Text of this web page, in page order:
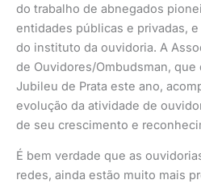
do trabalho de abnegados
entidades públicas e privadas,
do instituto da ouvidoria. A
de Ouvidores/Ombudsman, que
Jubileu de Prata este ano,
evolução da atividade de
de seu crescimento e
É bem verdade que as
redes, ainda estão muito mais